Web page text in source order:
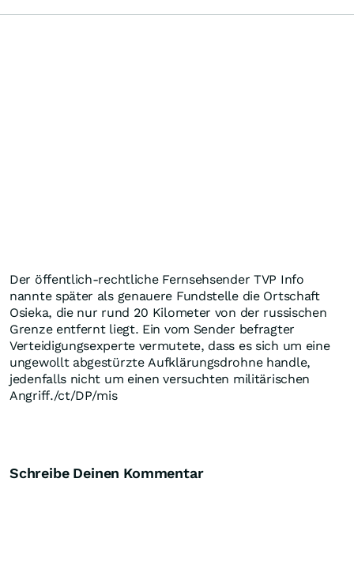
Der öffentlich-rechtliche Fernsehsender TVP Info
nannte später als genauere Fundstelle die Ortschaft
Osieka, die nur rund 20 Kilometer von der russischen
Grenze entfernt liegt. Ein vom Sender befragter
Verteidigungsexperte vermutete, dass es sich um eine
ungewollt abgestürzte Aufklärungsdrohne handle,
jedenfalls nicht um einen versuchten militärischen
Angriff./ct/DP/mis
Schreibe Deinen Kommentar